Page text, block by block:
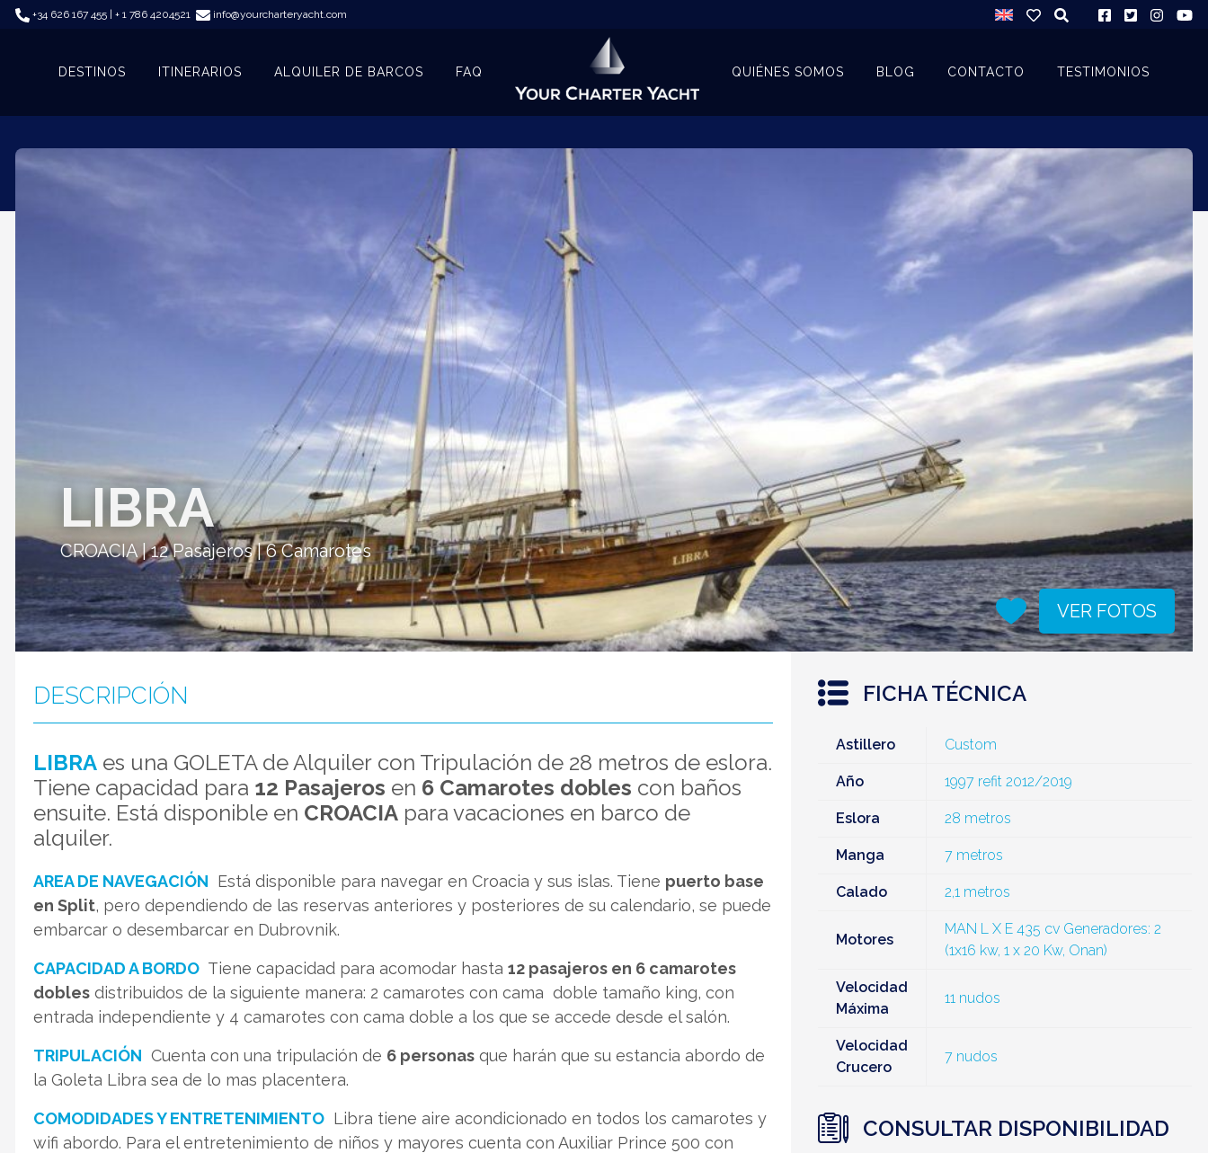
+34 626 167 455 | + 1 786 4204521 info@yourcharteryacht.com
DESTINOS ITINERARIOS ALQUILER DE BARCOS FAQ QUIÉNES SOMOS BLOG CONTACTO TESTIMONIOS
LIBRA
CROACIA | 12 Pasajeros | 6 Camarotes
VER FOTOS
DESCRIPCIÓN
LIBRA es una GOLETA de Alquiler con Tripulación de 28 metros de eslora.
Tiene capacidad para 12 Pasajeros en 6 Camarotes dobles con baños
ensuite. Está disponible en CROACIA para vacaciones en barco de
alquiler.
AREA DE NAVEGACIÓN Está disponible para navegar en Croacia y sus islas. Tiene puerto base
en Split, pero dependiendo de las reservas anteriores y posteriores de su calendario, se puede
embarcar o desembarcar en Dubrovnik.
CAPACIDAD A BORDO Tiene capacidad para acomodar hasta 12 pasajeros en 6 camarotes
dobles distribuidos de la siguiente manera: 2 camarotes con cama doble tamaño king, con
entrada independiente y 4 camarotes con cama doble a los que se accede desde el salón.
TRIPULACIÓN Cuenta con una tripulación de 6 personas que harán que su estancia abordo de
la Goleta Libra sea de lo mas placentera.
COMODIDADES Y ENTRETENIMIENTO Libra tiene aire acondicionado en todos los camarotes y
wifi abordo. Para el entretenimiento de niños y mayores cuenta con Auxiliar Prince 500 con
FICHA TÉCNICA
Astillero Custom
Año 1997 refit 2012/2019
Eslora 28 metros
Manga 7 metros
Calado 2,1 metros
Motores
MAN L X E 435 cv Generadores: 2
(1x16 kw, 1 x 20 Kw, Onan)
Velocidad
Máxima
11 nudos
Velocidad
Crucero
7 nudos
CONSULTAR DISPONIBILIDAD